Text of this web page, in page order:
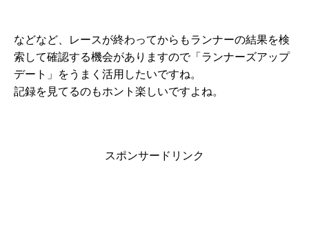
などなど、レースが終わってからもランナーの結果を検
索して確認する機会がありますので「ランナーズアップ
デート」をうまく活用したいですね。
記録を見てるのもホント楽しいですよね。
スポンサードリンク